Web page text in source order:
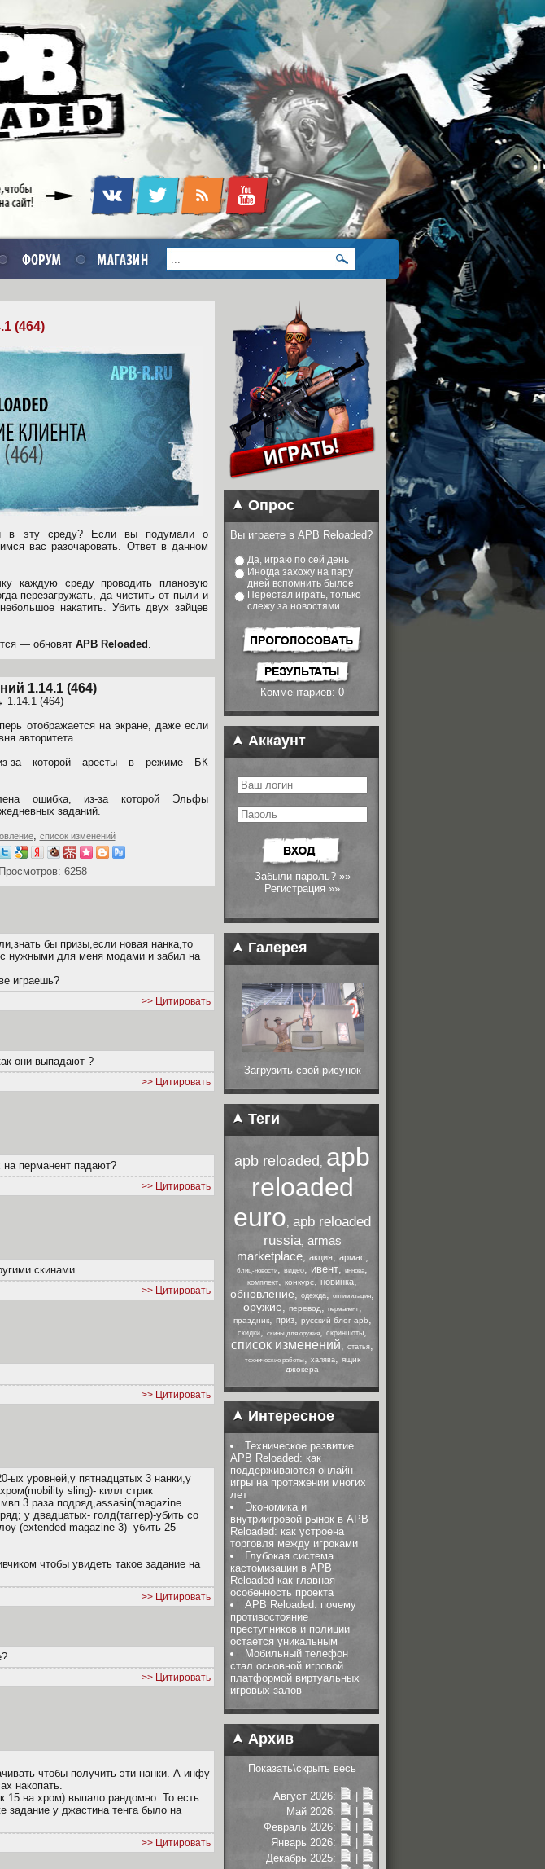
(464)
в эту среду? Если вы подумали о
вас разочаровать. Ответ в данном
каждую среду проводить плановую
перезагружать, да чистить от пыли и
накатить. Убить двух зайцев
— обновят APB Reloaded .
1.14.1 (464)
1.14.1 (464)
отображается на экране, даже если
авторитета.
за которой аресты в режиме БК
ошибка, из-за которой Эльфы
заданий.
, список изменений
6258
бы призы,если новая нанка,то
с нужными для меня модами и забил на
играешь?
>> Цитировать
они выпадают ?
>> Цитировать
на перманент падают?
>> Цитировать
скинами...
>> Цитировать
>> Цитировать
ых уровней,у пятнадцатых 3 нанки,у
sling)- килл стрик
3 раза подряд,assasin(magazine
у двадцатых- голд(таггер)-убить со
(extended magazine 3)- убить 25
чтобы увидеть такое задание на
>> Цитировать
>> Цитировать
чтобы получить эти нанки. А инфу
накопать.
15 на хром) выпало рандомно. То есть
задание у джастина тенга было на
>> Цитировать
Опрос
Вы играете в APB Reloaded?
Да, играю по сей день
Иногда захожу на пару
дней вспомнить былое
Перестал играть, только
слежу за новостями
Комментариев: 0
Аккаунт
Забыли пароль? »»
Регистрация »»
Галерея
Загрузить свой рисунок
Теги
apb reloaded , apb
reloaded
euro, apb reloaded
russia, armas
marketplace, акция, армас,
блиц-новости, видео, ивент, иннова,
комплект, конкурс, новинка,
обновление, одежда, оптимизация,
оружие, перевод, перманент,
праздник, приз, русский блог apb,
скидки, скины для оружия, скриншоты,
список изменений, статья,
технические работы, халява, ящик
джокера
Интересное
Техническое развитие
APB Reloaded: как
поддерживаются онлайн-
игры на протяжении многих
лет
Экономика и
внутриигровой рынок в APB
Reloaded: как устроена
торговля между игроками
Глубокая система
кастомизации в APB
Reloaded как главная
особенность проекта
APB Reloaded: почему
противостояние
преступников и полиции
остается уникальным
Мобильный телефон
стал основной игровой
платформой виртуальных
игровых залов
Архив
Показать\скрыть весь
Август 2026:
Май 2026:
Февраль 2026:
Январь 2026:
Декабрь 2025: